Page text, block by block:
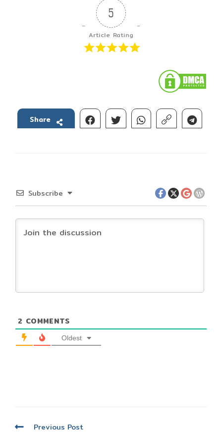
5
Article Rating
Share
Subscribe
2 COMMENTS
Oldest
Read
Previous Post